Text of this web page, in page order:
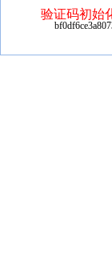
验证码初始